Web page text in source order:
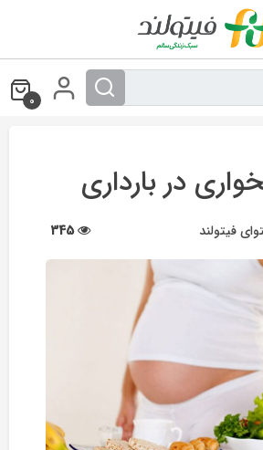
0
در بارداری
فیتولند 345